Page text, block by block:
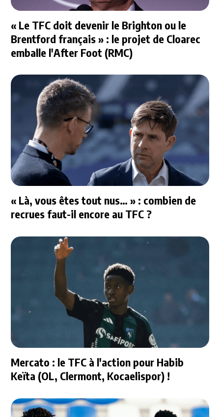
« Le TFC doit devenir le Brighton ou le
Brentford français » : le projet de Cloarec
emballe l'After Foot (RMC)
« Là, vous êtes tout nus… » : combien de
recrues faut-il encore au TFC ?
Mercato : le TFC à l'action pour Habib
Keïta (OL, Clermont, Kocaelispor) !